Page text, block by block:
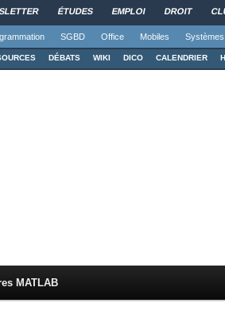
ÉTUDES EMPLOI DROIT
SGBD Office Mobiles Systèmes
DÉBATS WIKI DICO CALENDRIER
MATLAB